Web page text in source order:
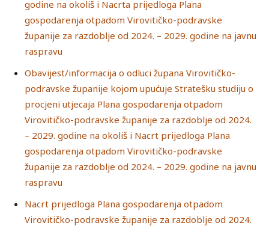
godine na okoliš i Nacrta prijedloga Plana
gospodarenja otpadom Virovitičko-podravske
županije za razdoblje od 2024. – 2029. godine na javnu
raspravu
Obavijest/informacija o odluci župana Virovitičko-
podravske županije kojom upućuje Stratešku studiju o
procjeni utjecaja Plana gospodarenja otpadom
Virovitičko-podravske županije za razdoblje od 2024.
– 2029. godine na okoliš i Nacrt prijedloga Plana
gospodarenja otpadom Virovitičko-podravske
županije za razdoblje od 2024. – 2029. godine na javnu
raspravu
Nacrt prijedloga Plana gospodarenja otpadom
Virovitičko-podravske županije za razdoblje od 2024.